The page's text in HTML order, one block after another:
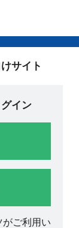
サイト
イン
ご利用い